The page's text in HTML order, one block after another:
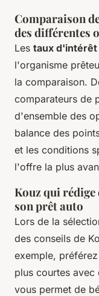
Comparaison
des différentes
Les taux d'intérêt
l'organisme
la comparaison.
comparateurs de
d'ensemble des
balance des
et les conditions
l'offre la plus
Kouz qui
son prêt auto
Lors de la
des conseils de
exemple,
plus courtes
vous permet de